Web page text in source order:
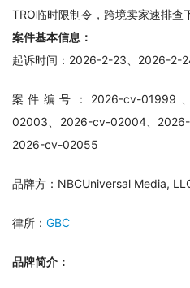
TRO临时限制令，跨境卖家速排查
案件基本信息：
起诉时间：2026-2-23、2026-2-
案件编号：2026-cv-01999
02003、2026-cv-02004、
2026-cv-02055
品牌方：NBCUniversal Media,
律所： GBC
品牌简介：